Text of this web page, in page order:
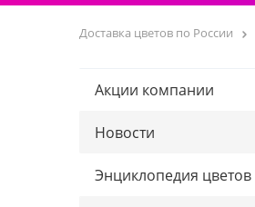
Доставка цветов по России
Акции компании
Новости
Энциклопедия цветов